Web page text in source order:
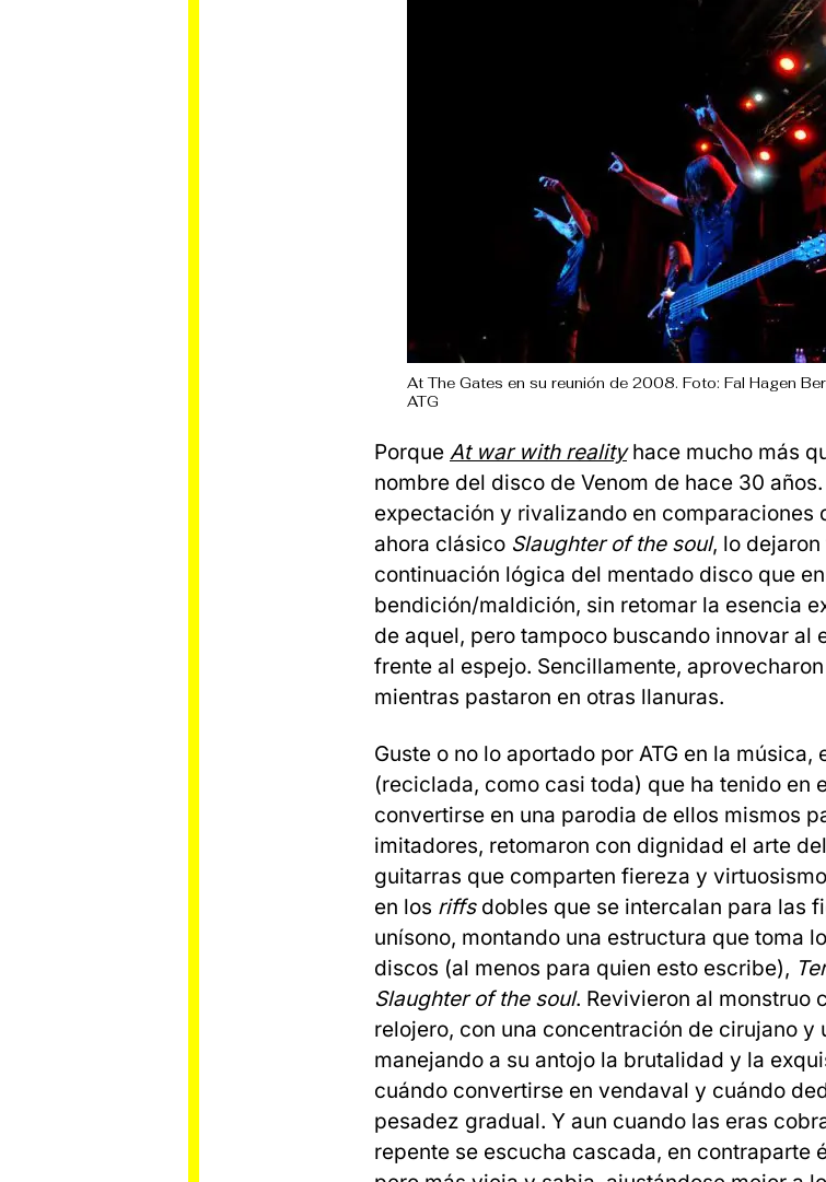
At The Gates en su reunión de 2008. Foto: Fal Hagen
ATG
Porque At war with realityhace mucho más
nombre del disco de Venom de hace 30
expectación y rivalizando en comparaciones
ahora clásico Slaughter of the soul, lo
continuación lógica del mentado disco que
bendición/maldición, sin retomar la esencia
de aquel, pero tampoco buscando innovar al
frente al espejo. Sencillamente,
mientras pastaron en otras llanuras.
Guste o no lo aportado por ATG en la
(reciclada, como casi toda) que ha tenido en
convertirse en una parodia de ellos mismos
imitadores, retomaron con dignidad el arte
guitarras que comparten fiereza y
en los riffsdobles que se intercalan para las
unísono, montando una estructura que toma
discos (al menos para quien esto escribe),
Slaughter of the soul. Revivieron al monstruo
relojero, con una concentración de cirujano y
manejando a su antojo la brutalidad y la
cuándo convertirse en vendaval y cuándo
pesadez gradual. Y aun cuando las eras
repente se escucha cascada, en contraparte